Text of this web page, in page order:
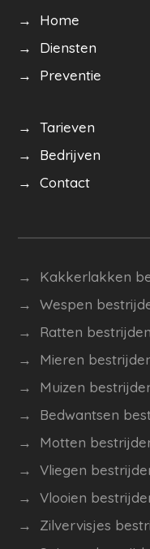
→ Home
→ Diensten
→ Preventie
→ Tarieven
→ Bedrijven
→ Contact
→ Kakkerlakken
→ Wespen
→ Ratten bestrijden
→ Mieren
→ Muizen
→ Bedwantsen
→ Motten
→ Vliegen
→ Vlooien
→ Zilvervisjes